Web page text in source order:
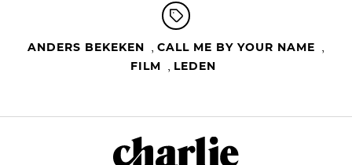
ANDERS BEKEKEN , CALL ME BY YOUR NAME ,
FILM , LEDEN